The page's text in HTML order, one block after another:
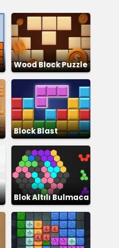
Wood Block Puzzle
Block Blast
Blok Altılı Bulmaca